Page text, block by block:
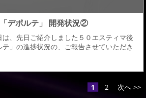
デポルテ」 開発状況②
、先日ご紹介しました５０エスティマ後
」の進捗状況の、ご報告させていただき
＆リヤの形が出来上がってきました、新規
まだまだ造形途中の段階となりこれから
正を重ねていきますので、今後の仕上がり
のエスティマ後期ではより今までのデポル
め、スポーティー感をプラス...
1 2 次へ >>